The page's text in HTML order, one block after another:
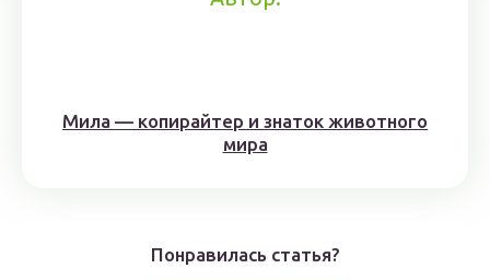
Мила — копирайтер и знаток животного
мира
Понравилась статья?